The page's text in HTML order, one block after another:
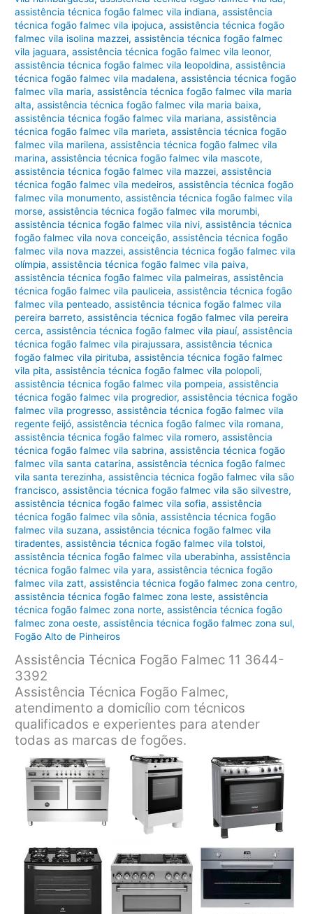
assistência técnica fogão falmec vila indiana,assistência
técnica fogão falmec vila ipojuca,assistência técnica fogão
falmec vila isolina mazzei,assistência técnica fogão falmec
vila jaguara,assistência técnica fogão falmec vila leonor,
assistência técnica fogão falmec vila leopoldina,assistência
técnica fogão falmec vila madalena,assistência técnica fogão
falmec vila maria,assistência técnica fogão falmec vila maria
alta,assistência técnica fogão falmec vila maria baixa,
assistência técnica fogão falmec vila mariana,assistência
técnica fogão falmec vila marieta,assistência técnica fogão
falmec vila marilena,assistência técnica fogão falmec vila
marina,assistência técnica fogão falmec vila mascote,
assistência técnica fogão falmec vila mazzei,assistência
técnica fogão falmec vila medeiros,assistência técnica fogão
falmec vila monumento,assistência técnica fogão falmec vila
morse,assistência técnica fogão falmec vila morumbi,
assistência técnica fogão falmec vila nivi,assistência técnica
fogão falmec vila nova conceição,assistência técnica fogão
falmec vila nova mazzei,assistência técnica fogão falmec vila
olímpia,assistência técnica fogão falmec vila paiva,
assistência técnica fogão falmec vila palmeiras,assistência
técnica fogão falmec vila pauliceia,assistência técnica fogão
falmec vila penteado,assistência técnica fogão falmec vila
pereira barreto,assistência técnica fogão falmec vila pereira
cerca,assistência técnica fogão falmec vila piauí,assistência
técnica fogão falmec vila pirajussara,assistência técnica
fogão falmec vila pirituba,assistência técnica fogão falmec
vila pita,assistência técnica fogão falmec vila polopoli,
assistência técnica fogão falmec vila pompeia,assistência
técnica fogão falmec vila progredior,assistência técnica fogão
falmec vila progresso,assistência técnica fogão falmec vila
regente feijó,assistência técnica fogão falmec vila romana,
assistência técnica fogão falmec vila romero,assistência
técnica fogão falmec vila sabrina,assistência técnica fogão
falmec vila santa catarina,assistência técnica fogão falmec
vila santa terezinha,assistência técnica fogão falmec vila são
francisco,assistência técnica fogão falmec vila são silvestre,
assistência técnica fogão falmec vila sofia,assistência
técnica fogão falmec vila sônia,assistência técnica fogão
falmec vila suzana,assistência técnica fogão falmec vila
tiradentes,assistência técnica fogão falmec vila tolstoi,
assistência técnica fogão falmec vila uberabinha,assistência
técnica fogão falmec vila yara,assistência técnica fogão
falmec vila zatt,assistência técnica fogão falmec zona centro,
assistência técnica fogão falmec zona leste,assistência
técnica fogão falmec zona norte,assistência técnica fogão
falmec zona oeste,assistência técnica fogão falmec zona sul,
Fogão Alto de Pinheiros
Assistência Técnica Fogão Falmec 11 3644-
3392
Assistência Técnica Fogão Falmec,
atendimento a domicílio com técnicos
qualificados e experientes para atender
todas as marcas de fogões.